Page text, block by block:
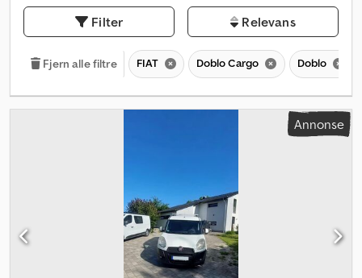
Filter Relevans
Fjern alle filtre FIAT Doblo Cargo Doblo
Annonse